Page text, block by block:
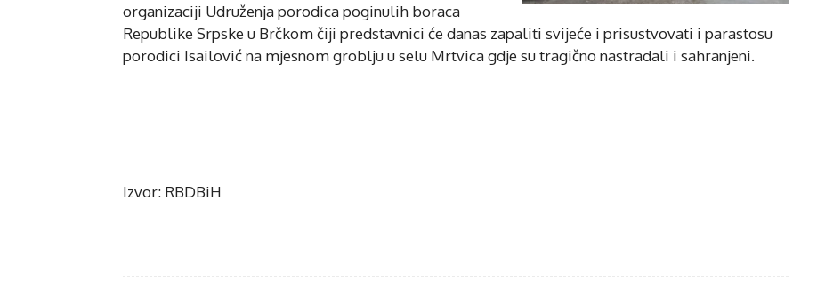
organizaciji Udruženja porodica poginulih boraca
Republike Srpske u Brčkom čiji predstavnici će danas zapaliti svijeće i prisustvovati i parastosu
porodici Isailović na mjesnom groblju u selu Mrtvica gdje su tragično nastradali i sahranjeni.
Izvor: RBDBiH